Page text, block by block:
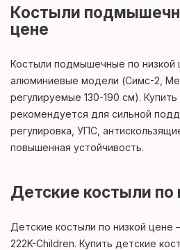
Костыли
цене
Костыли подмышечные по низкой
алюминиевые модели (Симс-2,
регулируемые 130-190 см).
рекомендуется для сильной
регулировка, УПС,
повышенная устойчивость.
Детские костыли по
Детские костыли по низкой цене
222K-Children. Купить детские